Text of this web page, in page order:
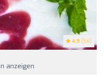
4.9 (56)
anzeigen